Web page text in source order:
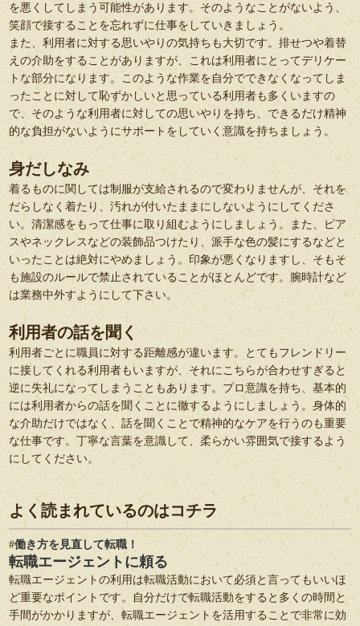
を悪くしてしまう可能性があります。そのようなことがないよう、
笑顔で接することを忘れずに仕事をしていきましょう。
また、利用者に対する思いやりの気持ちも大切です。排せつや着替
えの介助をすることがありますが、これは利用者にとってデリケー
トな部分になります。このような作業を自分でできなくなってしま
ったことに対して恥ずかしいと思っている利用者も多くいますの
で、そのような利用者に対しての思いやりを持ち、できるだけ精神
的な負担がないようにサポートをしていく意識を持ちましょう。
身だしなみ
着るものに関しては制服が支給されるので変わりませんが、それを
だらしなく着たり、汚れが付いたままにしないようにしてくださ
い。清潔感をもって仕事に取り組むようにしましょう。また、ピア
スやネックレスなどの装飾品つけたり、派手な色の髪にするなどと
いったことは絶対にやめましょう。印象が悪くなりますし、そもそ
も施設のルールで禁止されていることがほとんどです。腕時計など
は業務中外すようにして下さい。
利用者の話を聞く
利用者ごとに職員に対する距離感が違います。とてもフレンドリー
に接してくれる利用者もいますが、それにこちらが合わせすぎると
逆に失礼になってしまうこともあります。プロ意識を持ち、基本的
には利用者からの話を聞くことに徹するようにしましょう。身体的
な介助だけではなく、話を聞くことで精神的なケアを行うのも重要
な仕事です。丁寧な言葉を意識して、柔らかい雰囲気で接するよう
にしてください。
よく読まれているのはコチラ
働き方を見直して転職！
転職エージェントに頼る
転職エージェントの利用は転職活動において必須と言ってもいいほ
ど重要なポイントです。自分だけで転職活動をすると多くの時間と
手間がかかりますが、転職エージェントを活用することで非常に効